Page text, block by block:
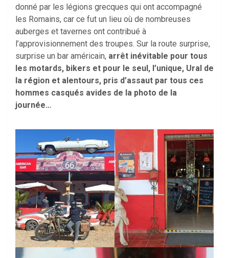
donné par les légions grecques qui ont accompagné
les Romains, car ce fut un lieu où de nombreuses
auberges et tavernes ont contribué à
l’approvisionnement des troupes. Sur la route surprise,
surprise un bar américain, arrêt inévitable pour tous
les motards, bikers et pour le seul, l’unique, Ural de
la région et alentours, pris d’assaut par tous ces
hommes casqués avides de la photo de la
journée…